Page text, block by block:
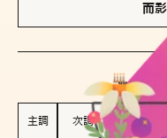
而
對方
主調 次調